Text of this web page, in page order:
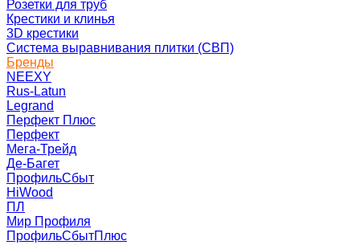
Розетки для труб
Крестики и клинья
3D крестики
Система выравнивания плитки (СВП)
Бренды
NEEXY
Rus-Latun
Legrand
Перфект Плюс
Перфект
Мега-Трейд
Де-Багет
ПрофильСбыт
HiWood
ПЛ
Мир Профиля
ПрофильСбытПлюс